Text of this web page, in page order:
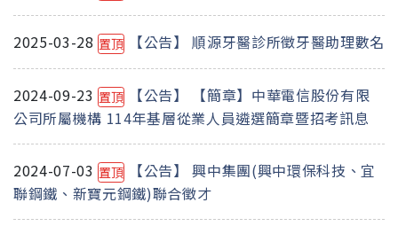
2025-03-28置頂 【公告】 順源牙醫診所徵牙醫助理數名
2024-09-23置頂
【公告】 【簡章】中華電信股份有限
公司所屬機構 114年基層從業人員遴選簡章暨招考訊息
2024-07-03置頂
【公告】 興中集團(興中環保科技、宜
聯鋼鐵、新寶元鋼鐵)聯合徵才